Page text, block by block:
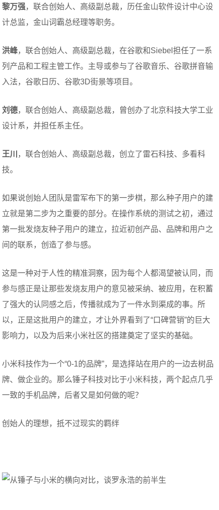
黎万强，联合创始人、高级副总裁，历任金山软件设计中心设
计总监，金山词霸总经理等职务。
洪峰，联合创始人、高级副总裁，在谷歌和Siebel担任了一系
列产品和工程主管工作。主导或参与了谷歌音乐、谷歌拼音输
入法，谷歌日历、谷歌3D街景等项目。
刘德，联合创始人、高级副总裁，曾创办了北京科技大学工业
设计系，并担任系主任。
王川
，联合创始人、高级副总裁，创立了雷石科技、多看科
技。
如果说创始人团队是雷军布下的第一步棋，那么种子用户的建
立就是第二步为之重要的部分。在操作系统的测试之初，通过
第一批发烧友种子用户的建立，拉近初创产品、品牌和用户之
间的联系，创造了参与感。
这是一种对于人性的精准洞察，因为每个人都渴望被认同，而
参与感正是让那些发烧友用户的意见被采纳、被应用，在积蓄
了强大的认同感之后，传播就成为了一件水到渠成的事。所
以，正是这批用户的建立，才让外界看到了“口碑营销”的巨大
影响力，以及为后来小米社区的搭建奠定了坚实的基础。
小米科技作为一个“0-1的品牌”，是选择站在用户的一边去树品
牌、做企业的。那么锤子科技对比于小米科技，两个起点几乎
一致的手机品牌，后者又是如何做的呢？
创始人的理想，抵不过现实的羁绊